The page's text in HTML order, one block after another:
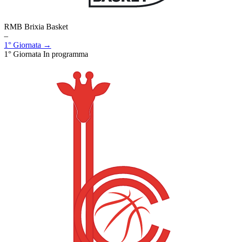
RMB Brixia Basket
–
1° Giornata →
1° Giornata In programma